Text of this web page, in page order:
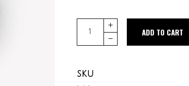
Quantity
ADD TO CART
SKU